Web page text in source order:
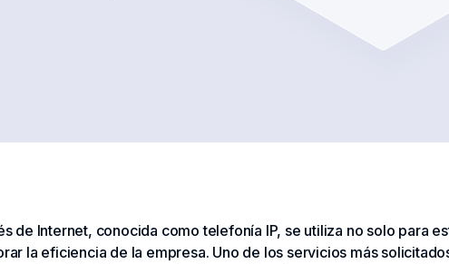
de Internet, conocida como telefonía IP, se utiliza no solo para
la eficiencia de la empresa. Uno de los servicios más